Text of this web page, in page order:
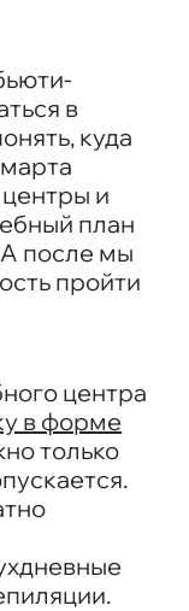
в
куда
и
план
после мы
пройти
центра
в форме
только